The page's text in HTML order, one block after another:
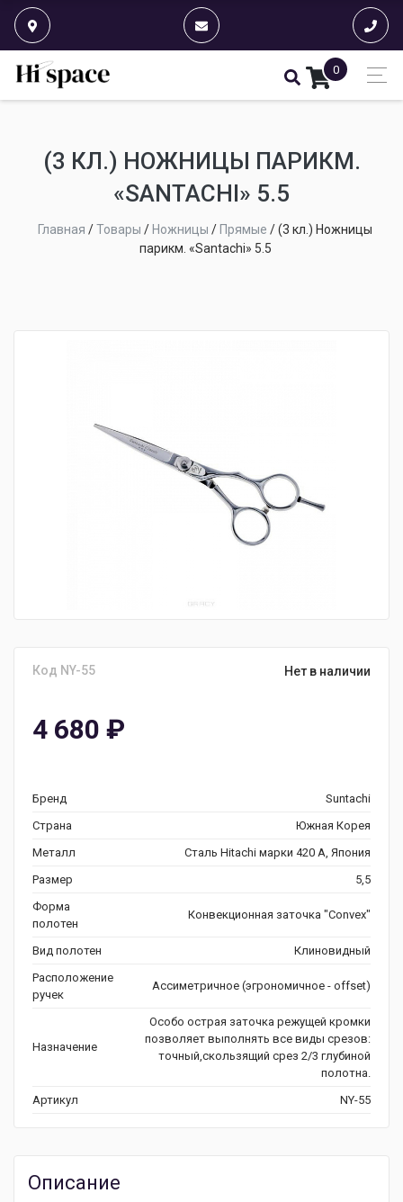
0
(3 КЛ.) НОЖНИЦЫ ПАРИКМ.
«SANTACHI» 5.5
Главная /Товары / Ножницы / Прямые /(3 кл.) Ножницы
парикм. «Santachi» 5.5
Код NY-55 Нет в наличии
4 680 ₽
Бренд
Suntachi
Страна
Южная Корея
Металл
Сталь Hitachi марки 420 А, Япония
Размер
5,5
Форма
полотен
Конвекционная заточка "Convex"
Вид полотен
Клиновидный
Расположение
ручек
Ассиметричное (эгрономичное - offset)
Назначение
Особо острая заточка режущей кромки
позволяет выполнять все виды срезов:
точный,скользящий срез 2/3 глубиной
полотна.
Артикул
NY-55
Описание